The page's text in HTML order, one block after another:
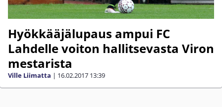
Hyökkääjälupaus ampui FC
Lahdelle voiton hallitsevasta Viron
mestarista
Ville Liimatta | 16.02.2017 13:39